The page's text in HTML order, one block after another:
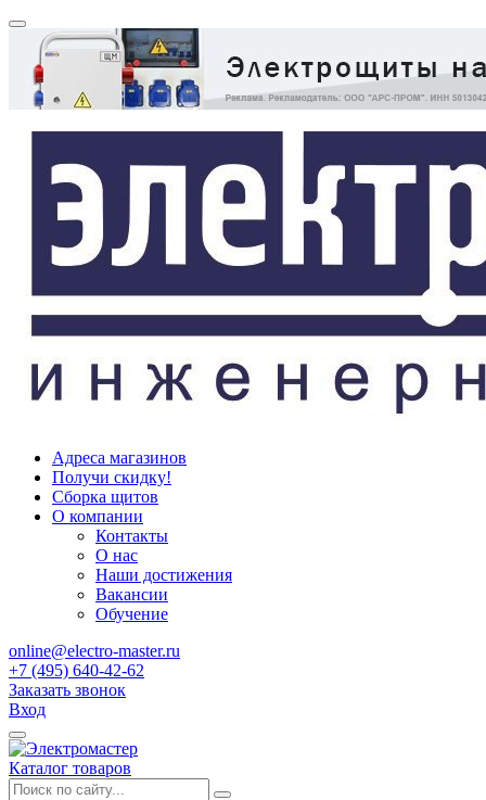
Адреса магазинов
Получи скидку!
Сборка щитов
О компании
Контакты
О нас
Наши достижения
Вакансии
Обучение
online@electro-master.ru
+7 (495) 640-42-62
Заказать звонок
Вход
Каталог товаров